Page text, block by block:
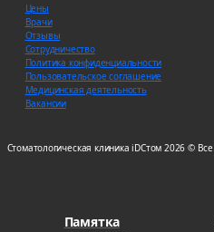
Цены
Врачи
Отзывы
Сотрудничество
Политика конфиденциальности
Пользовательское соглашение
Медицинская деятельность
Вакансии
Стоматологическая клиника iDСтом 2026 ©
Памятка